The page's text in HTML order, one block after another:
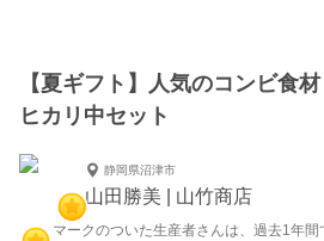
【夏ギフト】人気のコンビ食
ヒカリ中セット
静岡県沼津市
山田勝美 | 山竹商店
マークのついた生産者さんは、過去1年